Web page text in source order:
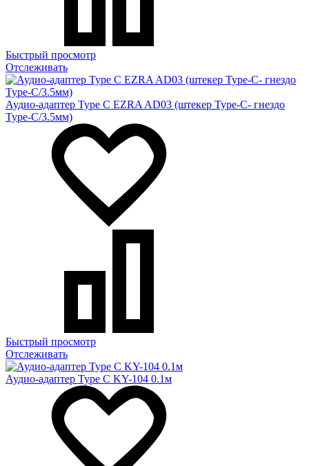
Быстрый просмотр
Отслеживать
Аудио-адаптер Type C EZRA AD03 (штекер Type-C- гнездо
Type-C/3.5мм)
Быстрый просмотр
Отслеживать
Аудио-адаптер Type C KY-104 0.1м